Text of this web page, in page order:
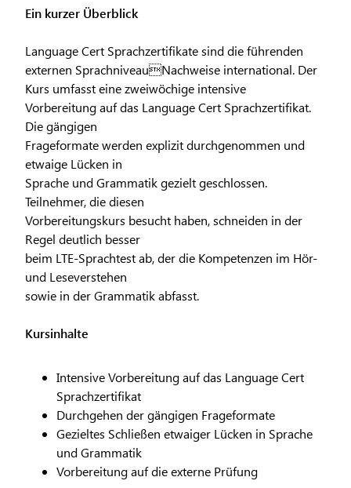
Ein kurzer Überblick
Language Cert Sprachzertifikate sind die führenden
externen SprachniveauNachweise international. Der
Kurs umfasst eine zweiwöchige intensive
Vorbereitung auf das Language Cert Sprachzertifikat.
Die gängigen
Frageformate werden explizit durchgenommen und
etwaige Lücken in
Sprache und Grammatik gezielt geschlossen.
Teilnehmer, die diesen
Vorbereitungskurs besucht haben, schneiden in der
Regel deutlich besser
beim LTE-Sprachtest ab, der die Kompetenzen im Hör-
und Leseverstehen
sowie in der Grammatik abfasst.
Kursinhalte
Intensive Vorbereitung auf das Language Cert
Sprachzertifikat
Durchgehen der gängigen Frageformate
Gezieltes Schließen etwaiger Lücken in Sprache
und Grammatik
Vorbereitung auf die externe Prüfung